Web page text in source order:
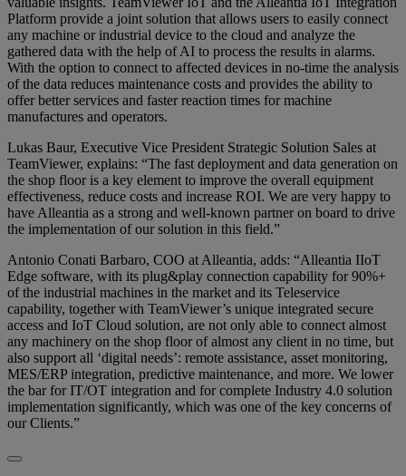
Platform provide a joint solution that allows users to easily connect
any machine or industrial device to the cloud and analyze the
gathered data with the help of AI to process the results in alarms.
With the option to connect to affected devices in no-time the analysis
of the data reduces maintenance costs and provides the ability to
offer better services and faster reaction times for machine
manufactures and operators.
Lukas Baur, Executive Vice President Strategic Solution Sales at
TeamViewer, explains: “The fast deployment and data generation on
the shop floor is a key element to improve the overall equipment
effectiveness, reduce costs and increase ROI. We are very happy to
have Alleantia as a strong and well-known partner on board to drive
the implementation of our solution in this field.”
Antonio Conati Barbaro, COO at Alleantia, adds: “Alleantia IIoT
Edge software, with its plug&play connection capability for 90%+
of the industrial machines in the market and its Teleservice
capability, together with TeamViewer’s unique integrated secure
access and IoT Cloud solution, are not only able to connect almost
any machinery on the shop floor of almost any client in no time, but
also support all ‘digital needs’: remote assistance, asset monitoring,
MES/ERP integration, predictive maintenance, and more. We lower
the bar for IT/OT integration and for complete Industry 4.0 solution
implementation significantly, which was one of the key concerns of
our Clients.”